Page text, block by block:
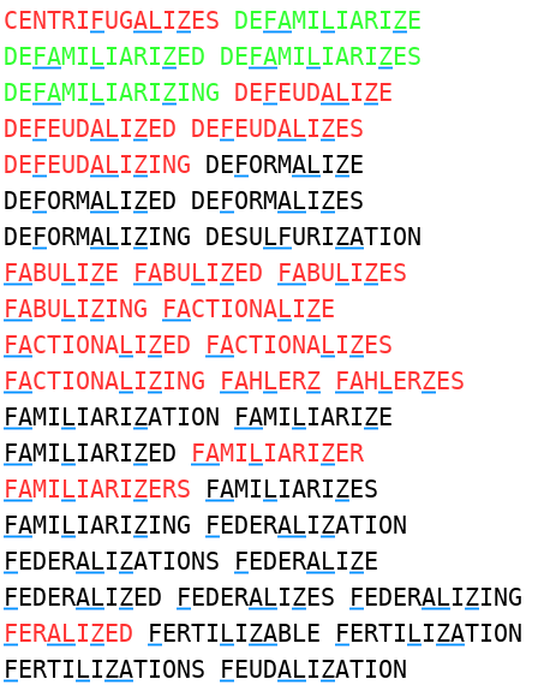
CENTRIFUGALIZES DEFAMILIARIZE
DEFAMILIARIZED DEFAMILIARIZES
DEFAMILIARIZING DEFEUDALIZE
DEFEUDALIZED DEFEUDALIZES
DEFEUDALIZING DEFORMALIZE
DEFORMALIZED DEFORMALIZES
DEFORMALIZING DESULFURIZATION
FABULIZE FABULIZED FABULIZES
FABULIZING FACTIONALIZE
FACTIONALIZED FACTIONALIZES
FACTIONALIZING FAHLERZ FAHLERZES
FAMILIARIZATION FAMILIARIZE
FAMILIARIZED FAMILIARIZER
FAMILIARIZERS FAMILIARIZES
FAMILIARIZING FEDERALIZATION
FEDERALIZATIONS FEDERALIZE
FEDERALIZED FEDERALIZES FEDERALIZING
FERALIZED FERTILIZABLE FERTILIZATION
FERTILIZATIONS FEUDALIZATION